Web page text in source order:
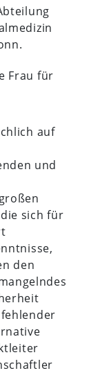
Frau für
auf
und
sich für
den